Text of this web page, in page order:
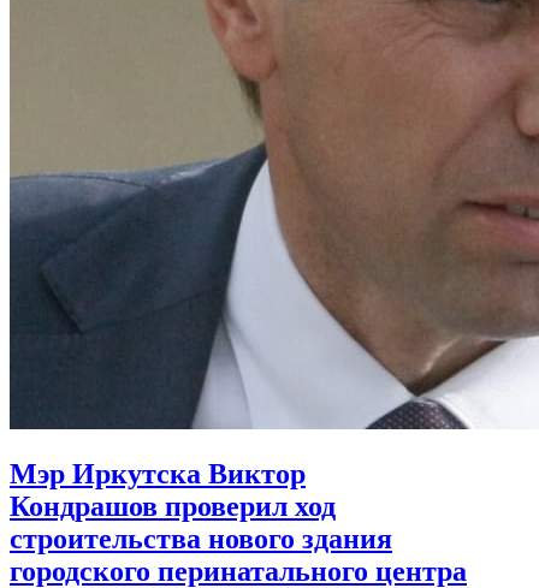
Мэр Иркутска Виктор
Кондрашов проверил ход
строительства нового здания
городского перинатального центра